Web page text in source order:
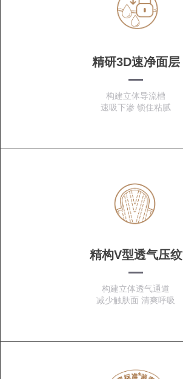
精研3D速净面层
构建立体导流槽
速吸下渗 锁住粘腻
精构V型透气压纹
构建立体透气通道
减少触肤面 清爽呼吸